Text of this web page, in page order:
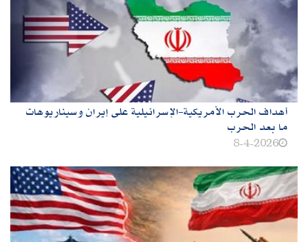
أهداف الحرب الأمريكية-الإسرائيلية على إيران وسيناريوهات
ما بعد الحرب
8-4-2026